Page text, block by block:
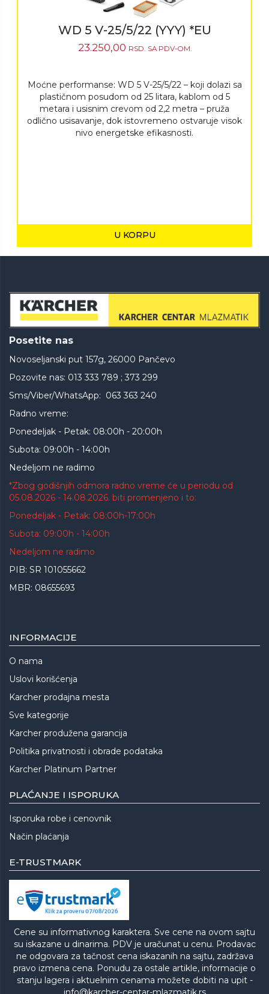
WD 5 V-25/5/22 (YYY) *EU
23.250,00 RSD. SA PDV-OM.
Moćne performanse: WD 5 V-25/5/22 – koji dolazi sa
plastičnom posudom od 25 litara, kablom od 5
metara i usisnim crevom od 2,2 metra – pruža
odlično usisavanje, dok istovremeno ostvaruje visok
nivo energetske efikasnosti.
U KORPU
Posetite nas
Novoseljanski put 157g, 26000 Pančevo
Pozovite nas: 013 333 789 ; 373 299
Sms/Viber/WhatsApp: 063 363 240
Radno vreme:
Ponedeljak - Petak: 08:00h - 20:00h
Subota: 09:00h - 14:00h
Nedeljom ne radimo
*Zbog godišnjih odmora radno vreme će u periodu od
05.08.2026 - 14.08.2026. biti promenjeno i to:
Ponedeljak - Petak: 08:00h-17:00h
Subota: 09:00h - 14:00h
Nedeljom ne radimo
PIB: SR 101055662
MBR: 08655693
INFORMACIJE
O nama
Uslovi korišćenja
Karcher prodajna mesta
Sve kategorije
Karcher produžena garancija
Politika privatnosti i obrade podataka
Karcher Platinum Partner
PLAĆANJE I ISPORUKA
Isporuka robe i cenovnik
Način plaćanja
E-TRUSTMARK
Cene su informativnog karaktera. Sve cene na ovom sajtu
su iskazane u dinarima. PDV je uračunat u cenu. Prodavac
ne odgovara za tačnost cena iskazanih na sajtu, zadržava
pravo izmena cena. Ponudu za ostale artikle, informacije o
stanju lagera i aktuelnim cenama možete dobiti na upit -